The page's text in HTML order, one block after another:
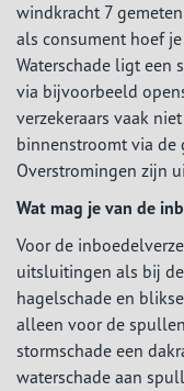
windkracht 7
als consument hoef
Waterschade ligt een
via bijvoorbeeld
verzekeraars vaak
binnenstroomt via de
Overstromingen zijn
Wat mag je van de
Voor de
uitsluitingen als bij
hagelschade en
alleen voor de
stormschade een
waterschade aan